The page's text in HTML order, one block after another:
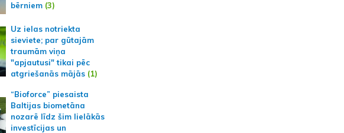
bērniem(3)
Uz ielas notriekta
sieviete; par gūtajām
traumām viņa
"apjautusi" tikai pēc
atgriešanās mājās(1)
“Bioforce” piesaista
Baltijas biometāna
nozarē līdz šim lielākās
investīcijas un